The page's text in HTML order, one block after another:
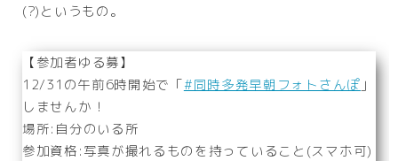
(?)というもの。
【参加者ゆる募】
12/31の午前6時開始で「#同時多発早朝フォトさんぽ 」
しませんか！
場所:自分のいる所
参加資格:写真が撮れるものを持っていること(スマホ可)